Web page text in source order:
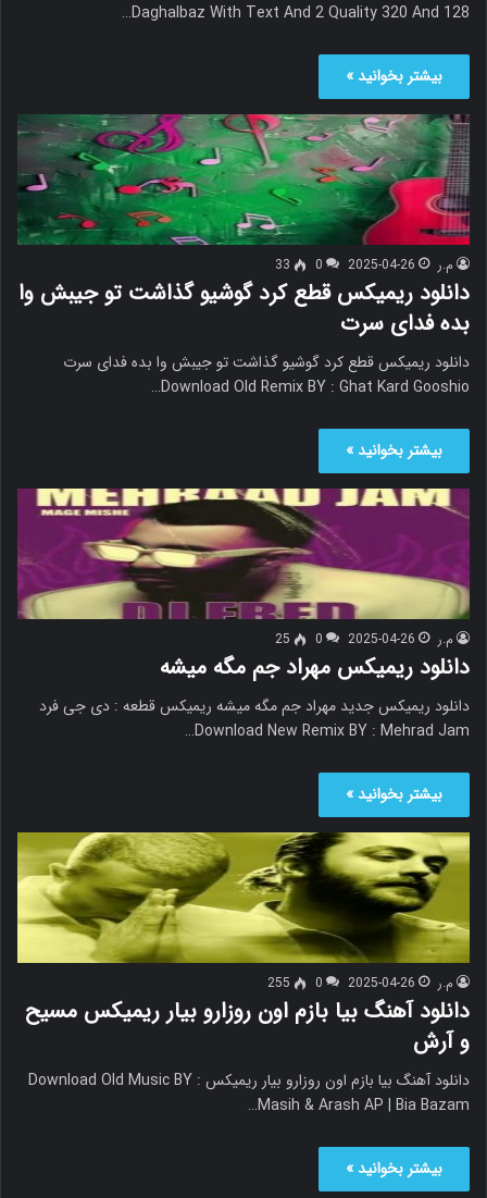
Daghalbaz With Text And 2 Quality 320 And 128…
بیشتر بخوانید »
م.ر 2025-04-26
0
33
دانلود ریمیکس قطع کرد گوشیو گذاشت تو جیبش وا
بده فدای سرت
دانلود ریمیکس قطع کرد گوشیو گذاشت تو جیبش وا بده فدای سرت
Download Old Remix BY : Ghat Kard Gooshio…
بیشتر بخوانید »
م.ر 2025-04-26
0
25
دانلود ریمیکس مهراد جم مگه میشه
دانلود ریمیکس جدید مهراد جم مگه میشه ریمیکس قطعه : دی جی فرد
Download New Remix BY : Mehrad Jam…
بیشتر بخوانید »
م.ر 2025-04-26
0
255
دانلود آهنگ بیا بازم اون روزارو بیار ریمیکس مسیح
و آرش
دانلود آهنگ بیا بازم اون روزارو بیار ریمیکس Download Old Music BY :
Masih & Arash AP | Bia Bazam…
بیشتر بخوانید »